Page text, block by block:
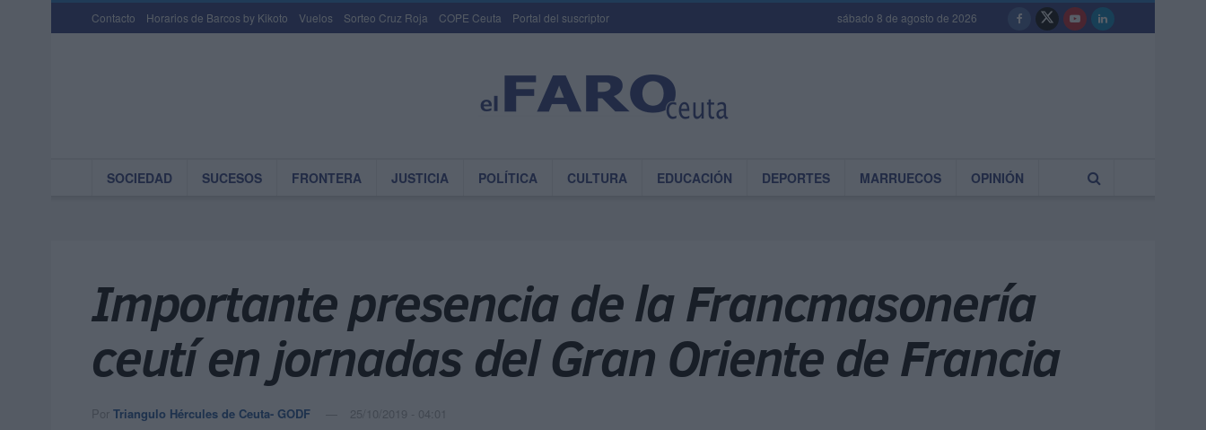
Contacto Horarios de Barcos by Kikoto Vuelos Sorteo Cruz Roja COPE Ceuta Portal del suscriptor sábado 8 de agosto de 2026
SOCIEDAD SUCESOS FRONTERA JUSTICIA POLÍTICA CULTURA EDUCACIÓN DEPORTES MARRUECOS OPINIÓN
Importante presencia de la Francmasonería
ceutí en jornadas del Gran Oriente de Francia
Por Triangulo Hércules de Ceuta- GODF 25/10/2019 - 04:01